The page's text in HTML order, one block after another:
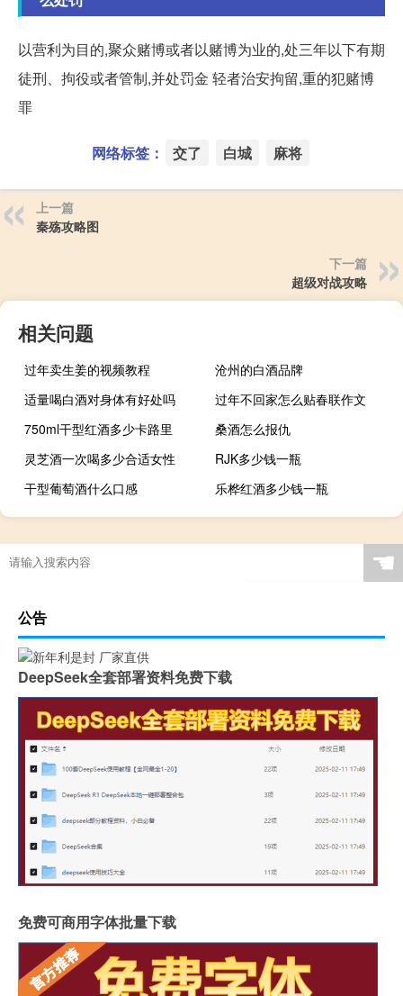
以营利为目的,聚众赌博或者以赌博为业的,处三年以下有期
徒刑、拘役或者管制,并处罚金 轻者治安拘留,重的犯赌博
罪
网络标签： 交了 白城 麻将
上一篇
秦殇攻略图
下一篇
超级对战攻略
相关问题
过年卖生姜的视频教程
沧州的白酒品牌
适量喝白酒对身体有好处吗
过年不回家怎么贴春联作文
750ml干型红酒多少卡路里
桑酒怎么报仇
灵芝酒一次喝多少合适女性
RJK多少钱一瓶
干型葡萄酒什么口感
乐桦红酒多少钱一瓶
☚
公告
DeepSeek全套部署资料免费下载
免费可商用字体批量下载